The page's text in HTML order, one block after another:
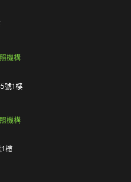
機構
號1樓
機構
樓